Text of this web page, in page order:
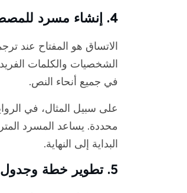
4. إنشاء مسرد للمصطلحات والأسماء
الاتساق هو المفتاح عند
الشخصيات والكلمات
في جميع أنحاء النص.
على سبيل المثال، في
محددة. يساعد المسرد
البداية إلى النهاية.
5. تطوير خطة وجدول زمني